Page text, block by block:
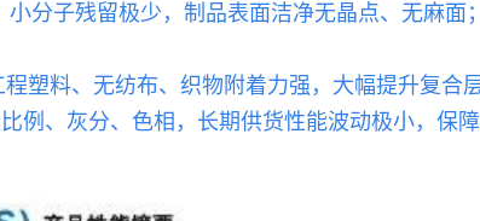
分子残留极少，制品表面洁净无晶点、无麻
塑料、无纺布、织物附着力强，大幅提升复合
例、灰分、色相，长期供货性能波动极小，保